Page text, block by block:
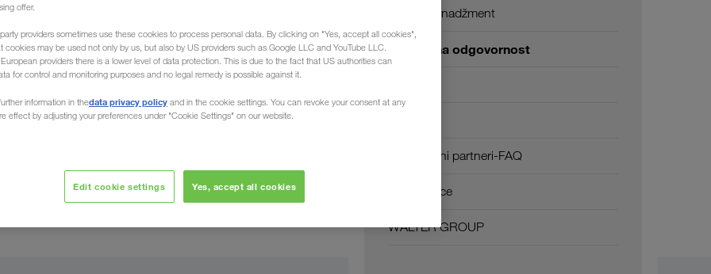
uspehu kompanije LKW WALTER je, da u naše
cele Evrope. Počeli smo kao malo porodično
čiji društveni zadatak je da neprekidno doprinosi
u skladu s prirodom i okolinom.
osnivača kompanije
SHEQ menadžment
Društvena odgovornost
Transportni partneri-FAQ
Compliance
WALTER GROUP
offer.
providers sometimes use these cookies to process personal data. By clicking on "Yes, accept all cookies",
cookies may be used not only by us, but also by US providers such as Google LLC and YouTube LLC.
providers there is a lower level of data protection. This is due to the fact that US authorities can
for control and monitoring purposes and no legal remedy is possible against it.
information in thedata privacy policy and in the cookie settings. You can revoke your consent at any
effect by adjusting your preferences under "Cookie Settings" on our website.
Edit cookie settings Yes, accept all cookies